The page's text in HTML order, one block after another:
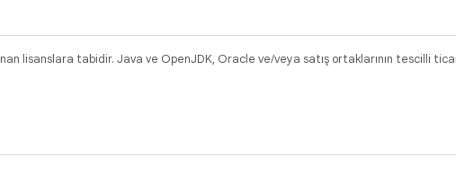
lisanslara tabidir. Java ve OpenJDK, Oracle ve/veya satış ortaklarının tescilli